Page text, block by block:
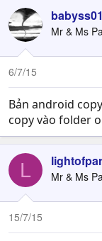
a
d
s
t
a
t
e
r
g
ử
babyss01
Mr & Ms
6/7/15
Bản android
copy vào folder
L Mr & Ms
15/7/15